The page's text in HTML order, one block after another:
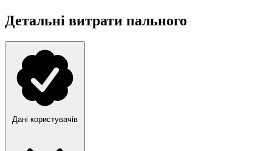
Детальні витрати пального
Дані користувачів